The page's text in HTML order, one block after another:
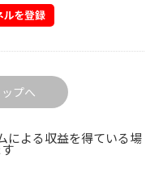
プへ
による収益を得ている場